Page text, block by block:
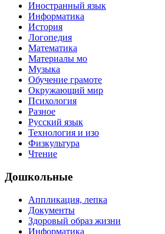
Иностранный язык
Информатика
История
Логопедия
Математика
Материалы мо
Музыка
Обучение грамоте
Окружающий мир
Психология
Разное
Русский язык
Технология и изо
Физкультура
Чтение
Дошкольные
Аппликация, лепка
Документы
Здоровый образ жизни
Информатика